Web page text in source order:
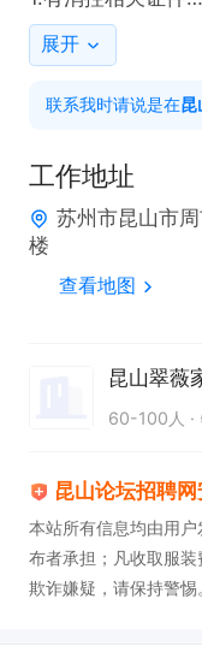
2.能接受12小时工
展开
联系我时请说是在昆
工作地址
苏州市昆山市
楼
查看地图
昆山翠薇
60-100人
昆山论坛招聘
本站所有信息均由用
布者承担；凡收取服
欺诈嫌疑，请保持警惕